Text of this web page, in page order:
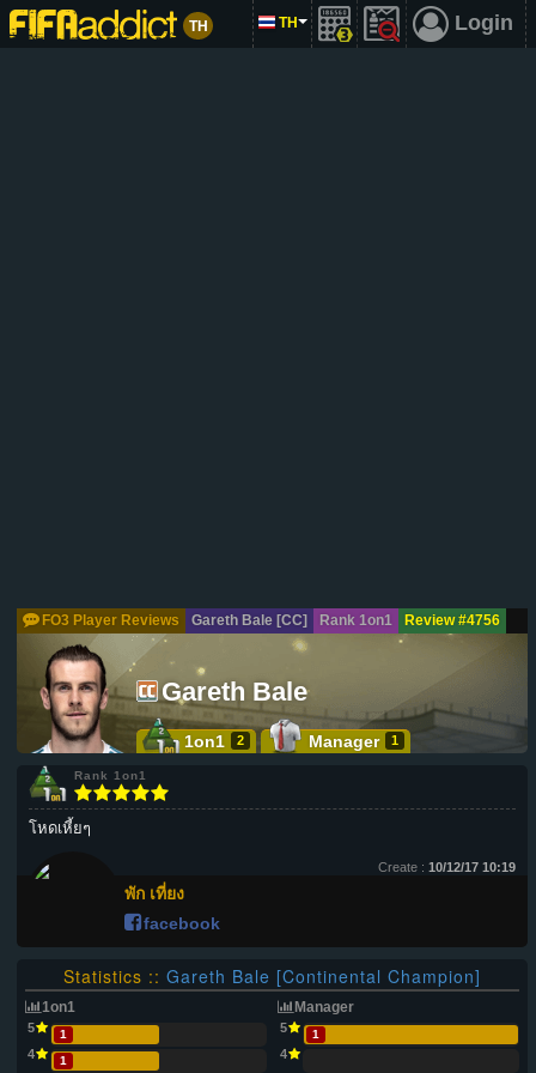
TH TH Login
FO3 Player Reviews Gareth Bale [CC] Rank 1on1 Review #4756
Gareth Bale
1on1 2 Manager 1
Rank 1on1
โหดเหี้ยๆ
Create : 10/12/17 10:19
พัก เที่ยง
facebook
Statistics :: Gareth Bale [Continental Champion]
1on1
5 1
4 1
Manager
5 1
4